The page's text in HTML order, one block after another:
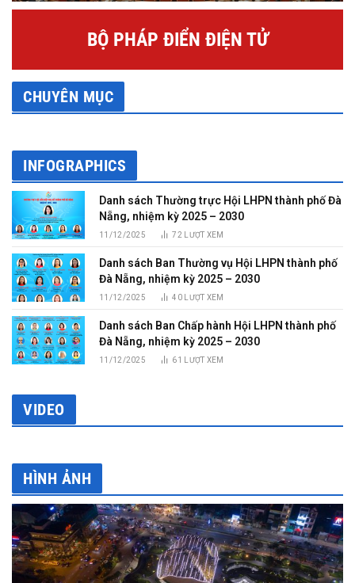
BỘ PHÁP ĐIỂN ĐIỆN TỬ
CHUYÊN MỤC
INFOGRAPHICS
Danh sách Thường trực Hội LHPN thành phố Đà
Nẵng, nhiệm kỳ 2025 – 2030
11/12/2025 72 LƯỢT XEM
Danh sách Ban Thường vụ Hội LHPN thành phố
Đà Nẵng, nhiệm kỳ 2025 – 2030
11/12/2025 40 LƯỢT XEM
Danh sách Ban Chấp hành Hội LHPN thành phố
Đà Nẵng, nhiệm kỳ 2025 – 2030
11/12/2025 61 LƯỢT XEM
VIDEO
HÌNH ẢNH